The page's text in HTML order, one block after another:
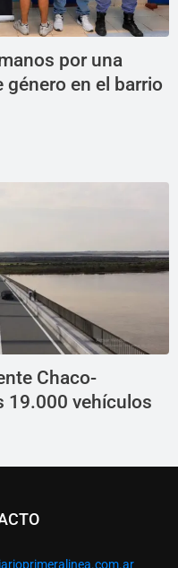
por una
género en el barrio
Chaco-
19.000 vehículos